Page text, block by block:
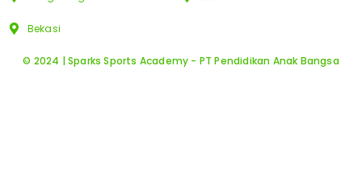
Bekasi
© 2024 | Sparks Sports Academy - PT Pendidikan Anak Bangsa